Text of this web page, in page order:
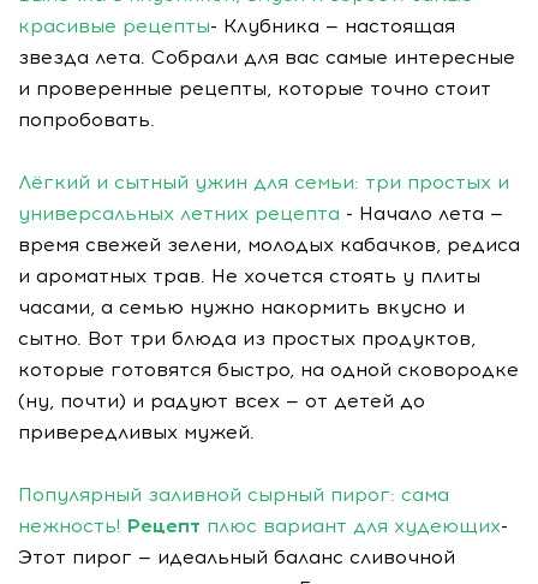
красивые рецепты- Клубника — настоящая
звезда лета. Собрали для вас самые интересные
и проверенные рецепты, которые точно стоит
попробовать.
Лёгкий и сытный ужин для семьи: три простых и
универсальных летних рецепта - Начало лета —
время свежей зелени, молодых кабачков, редиса
и ароматных трав. Не хочется стоять у плиты
часами, а семью нужно накормить вкусно и
сытно. Вот три блюда из простых продуктов,
которые готовятся быстро, на одной сковородке
(ну, почти) и радуют всех — от детей до
привередливых мужей.
Популярный заливной сырный пирог: сама
нежность! Рецепт плюс вариант для худеющих-
Этот пирог — идеальный баланс сливочной